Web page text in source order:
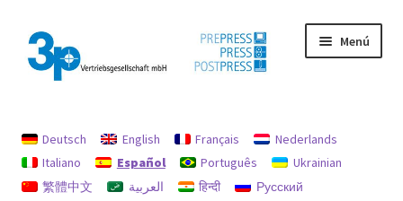
la
navegación
al
contenido
Menú
Máquinas usadas
Mi cuenta
Deutsch English Français
Nederlands
Italiano
Español Português
Ukrainian
繁體中文
العربية हिन्दी
Русский